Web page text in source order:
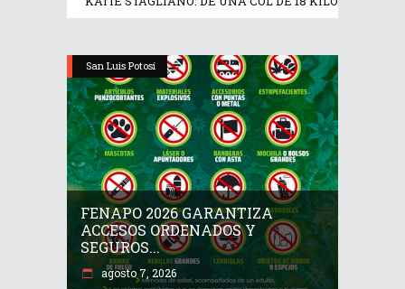
San Luis Potosí
FENAPO 2026 GARANTIZA
ACCESOS ORDENADOS Y
SEGUROS...
agosto 7, 2026